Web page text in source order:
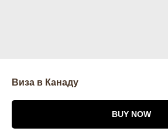
Виза в Канаду
BUY NOW